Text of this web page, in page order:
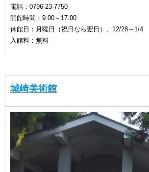
電話：0796-23-7750
開館時間：9:00～17:00
休館日：月曜日（祝日なら翌日）、12/28～1/4
入館料：無料
城崎美術館